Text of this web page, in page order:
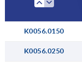
K0056.0150
K0056.0250